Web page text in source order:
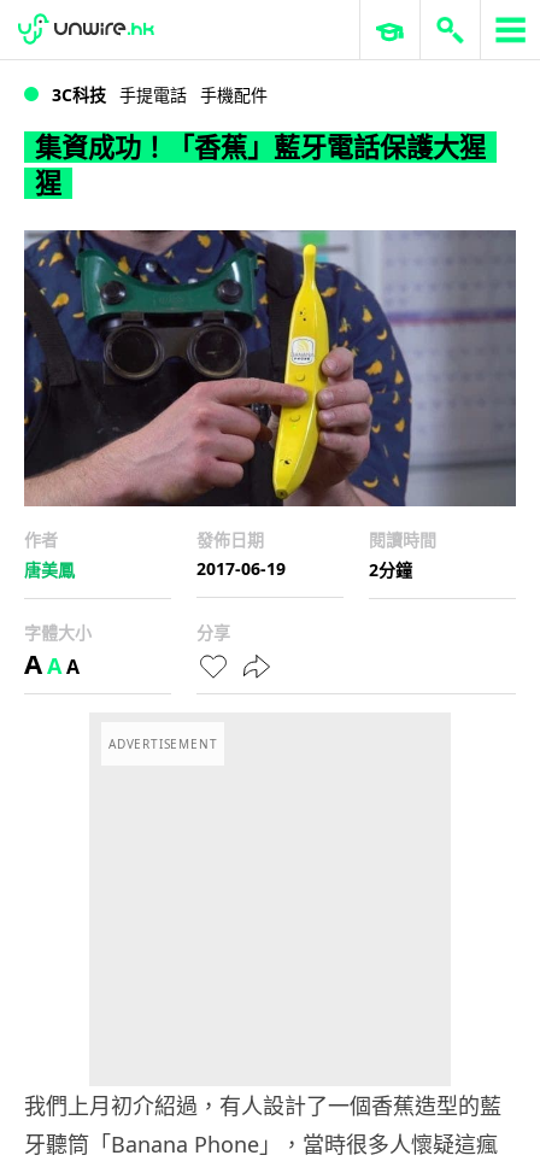
集資成功！「香蕉」藍牙電話保護大猩猩
WWDC 2026 ERP 與商業 AI
3C科技 手提電話 手機配件
集資成功！「香蕉」藍牙電話保護大猩
猩
作者
唐美鳳
發佈日期
2017-06-19
閱讀時間
2分鐘
字體大小
AAA
分享
ADVERTISEMENT
我們上月初介紹過，有人設計了一個香蕉造型的藍
牙聽筒「Banana Phone」，當時很多人懷疑這瘋